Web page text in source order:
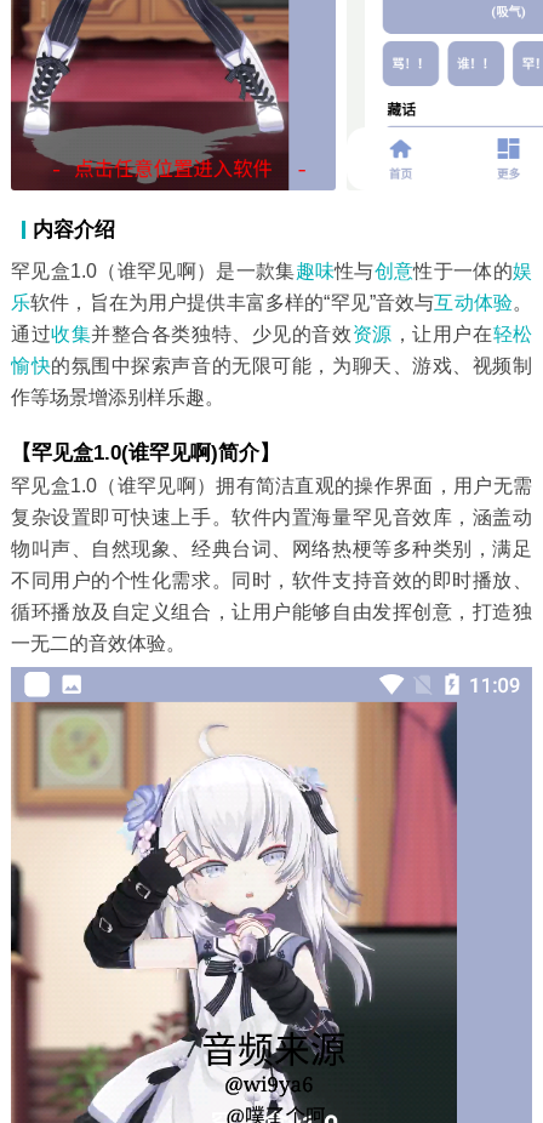
内容介绍
罕见盒1.0（谁罕见啊）是一款集趣味性与创意性于一体的娱
乐软件，旨在为用户提供丰富多样的“罕见”音效与互动体验。
通过收集并整合各类独特、少见的音效资源 ，让用户在轻松
愉快的氛围中探索声音的无限可能，为聊天、游戏、视频制
作等场景增添别样乐趣。
【罕见盒1.0(谁罕见啊)简介】
罕见盒1.0（谁罕见啊）拥有简洁直观的操作界面，用户无需
复杂设置即可快速上手。软件内置海量罕见音效库，涵盖动
物叫声、自然现象、经典台词、网络热梗等多种类别，满足
不同用户的个性化需求。同时，软件支持音效的即时播放、
循环播放及自定义组合，让用户能够自由发挥创意，打造独
一无二的音效体验。